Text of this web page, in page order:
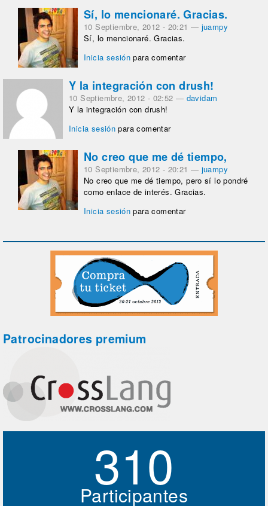
Sí, lo mencionaré. Gracias.
10 Septiembre, 2012 - 20:21 — juampy
Sí, lo mencionaré. Gracias.
Inicia sesión para comentar
Y la integración con drush!
10 Septiembre, 2012 - 02:52 — davidam
Y la integración con drush!
Inicia sesión para comentar
No creo que me dé tiempo,
10 Septiembre, 2012 - 20:21 — juampy
No creo que me dé tiempo, pero sí lo pondré
como enlace de interés. Gracias.
Inicia sesión para comentar
Patrocinadores premium
310
Participantes